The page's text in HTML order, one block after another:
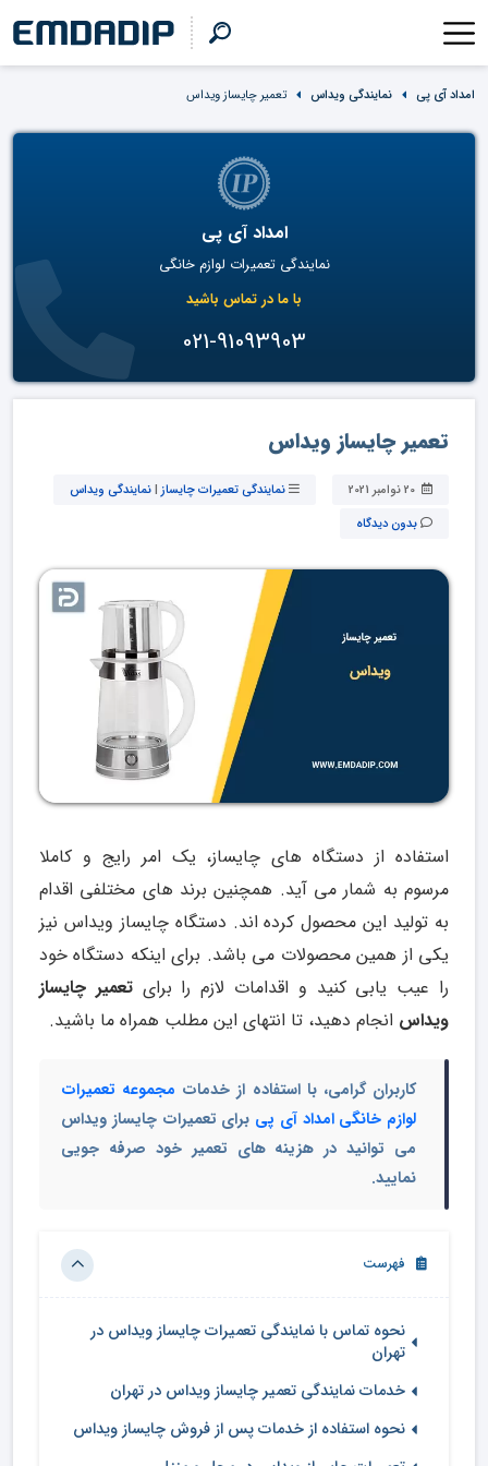
امداد آی پی نمایندگی ویداس تعمیر چایساز ویداس
امداد آی پی
نمایندگی تعمیرات لوازم خانگی
با ما در تماس باشید
021-91093903
تعمیر چایساز ویداس
نمایندگی تعمیرات چایساز |نمایندگی ویداس
بدون دیدگاه
استفاده از دستگاه های چایساز، یک امر رایج و کاملا
مرسوم به شمار می آید. همچنین برند های مختلفی اقدام
به تولید این محصول کرده اند. دستگاه چایساز ویداس نیز
یکی از همین محصولات می باشد. برای اینکه دستگاه خود
را عیب یابی کنید و اقدامات لازم را برایتعمیر چایساز
ویداس انجام دهید، تا انتهای این مطلب همراه ما باشید.
کاربران گرامی، با استفاده از خدمات مجموعه تعمیرات
لوازم خانگی امداد آی پی برای تعمیرات چایساز ویداس
می توانید در هزینه های تعمیر خود صرفه جویی
نمایید.
فهرست
نحوه تماس با نمایندگی تعمیرات چایساز ویداس در
تهران
خدمات نمایندگی تعمیر چایساز ویداس در تهران
نحوه استفاده از خدمات پس از فروش چایساز ویداس